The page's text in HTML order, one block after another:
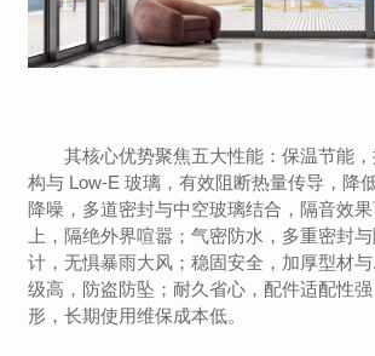
其核心优势聚焦五大性能：保温节能
构与 Low-E 玻璃，有效阻断热量传导，降
降噪，多道密封与中空玻璃结合，隔音效
上，隔绝外界喧嚣；气密防水，多重密封
计，无惧暴雨大风；稳固安全，加厚型材
级高，防盗防坠；耐久省心，配件适配性
形，长期使用维保成本低。